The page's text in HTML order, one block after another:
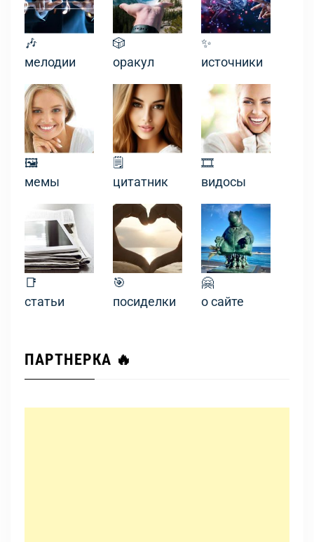
🎶
мелодии
🎲
оракул
✨
источники
🖼
мемы
🗒
цитатник
🎞
видосы
📑
статьи
🎯
посиделки
🤗
о сайте
ПАРТНЕРКА 🔥